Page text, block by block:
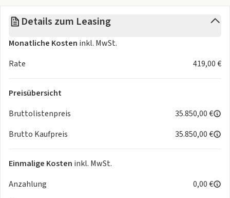
- 5 Sitzplätze
Media
- DAB digitaler Radioempfang
- Elektr. Reichweite (komb.) 65 KM
- Elektr. Reichweite (City) 84 KM
- Traktionskontrolle
- Bordcomputer
- Schadstoffklasse Euro 6e
Details zum Leasing
Monatliche Kosten inkl. MwSt.
Rate
419,00 €
Preisübersicht
Bruttolistenpreis
35.850,00 €
Brutto Kaufpreis
35.850,00 €
Einmalige Kosten inkl. MwSt.
Anzahlung
0,00 €